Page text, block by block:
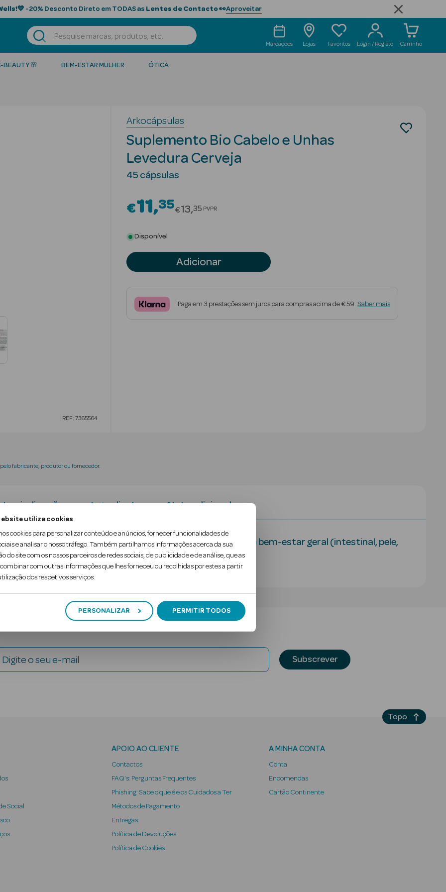
utiliza cookies
cookies para personalizar conteúdo e anúncios, fornecer funcionalidades de
e analisar o nosso tráfego. Também partilhamos informações acerca da sua
do site com os nossos parceiros de redes sociais, de publicidade e de análise, que as
com outras informações que lhes forneceu ou recolhidas por estes a partir
dos respetivos serviços.
PERSONALIZAR PERMITIR TODOS
💙 -20% Desconto Direto em TODAS as Lentes de Contacto👀Aproveitar
Marcações Lojas Favoritos Login / Registo Carrinho
BEAUTY 🌸 BEM-ESTAR MULHER ÓTICA
REF: 7365564
Arkocápsulas
Suplemento Bio Cabelo e Unhas
Levedura Cerveja
45 cápsulas
€11 35Price reduced from
€13 35 PVPR
Disponível
Adicionar
Paga em 3 prestações sem juros para compras acima de € 59. Saber mais
fabricante, produtor ou fornecedor.
indicações Ingredientes Nota adicional
alimentarem cápsulas que contribui manter o bem-estar geral (intestinal, pele,
Digite o seu e-mail Subscrever
Social
APOIO AO CLIENTE
Contactos
FAQ's: Perguntas Frequentes
Phishing: Sabe o que é e os Cuidados a Ter
Métodos de Pagamento
Entregas
Política de Devoluções
Política de Cookies
A MINHA CONTA
Conta
Encomendas
Cartão Continente
Topo